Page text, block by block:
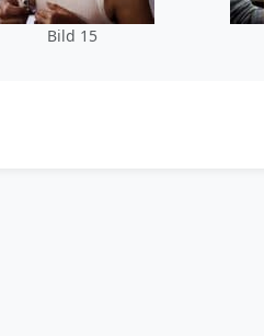
Bild 15